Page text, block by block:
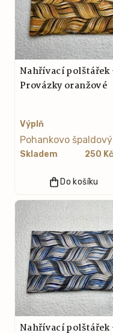
Nahřívací polštářek
Provázky oranžové
Výplň
Skladem 250 Kč
Do košíku
Nahřívací polštářek